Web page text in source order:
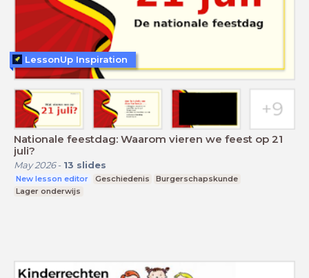
Nationale feestdag: Waarom vieren we feest op 21
juli?
May 2026- 13 slides
New lesson editor Geschiedenis
Burgerschapskunde
Lager onderwijs
LessonUp Inspiration